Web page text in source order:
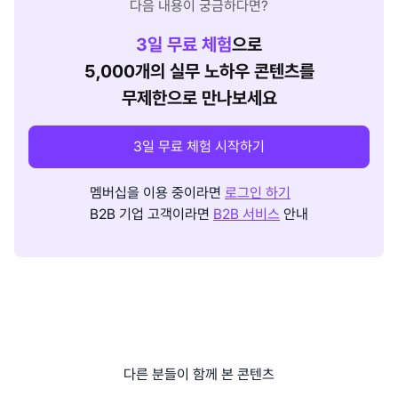
다음 내용이 궁금하다면?
3일 무료 체험으로
5,000개의 실무 노하우 콘텐츠를
무제한으로 만나보세요
3일 무료 체험 시작하기
멤버십을 이용 중이라면 로그인 하기
B2B 기업 고객이라면 B2B 서비스 안내
다른 분들이 함께 본 콘텐츠